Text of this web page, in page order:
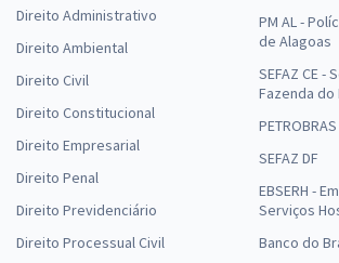
Direito Administrativo
Direito Ambiental
Direito Civil
Direito Constitucional
Direito Empresarial
Direito Penal
Direito Previdenciário
Direito Processual Civil
PM AL -
de Alagoas
SEFAZ CE -
Fazenda do
PETROBRAS
SEFAZ DF
EBSERH -
Serviços
Banco do